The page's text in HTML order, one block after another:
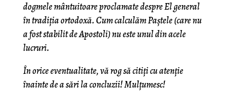
dogmele mântuitoare proclamate despre El general
în tradiția ortodoxă. Cum calculăm Paștele (care nu
a fost stabilit de Apostoli) nu este unul din acele
lucruri.
În orice eventualitate, vă rog să citiți cu atenție
înainte de a sări la concluzii! Mulțumesc!